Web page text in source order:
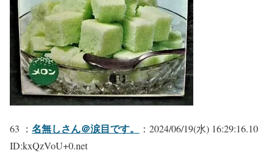
63 ： 名無しさん＠涙目です。
：2024/06/19(水) 16:29:16.10
ID:kxQzVoU+0.net